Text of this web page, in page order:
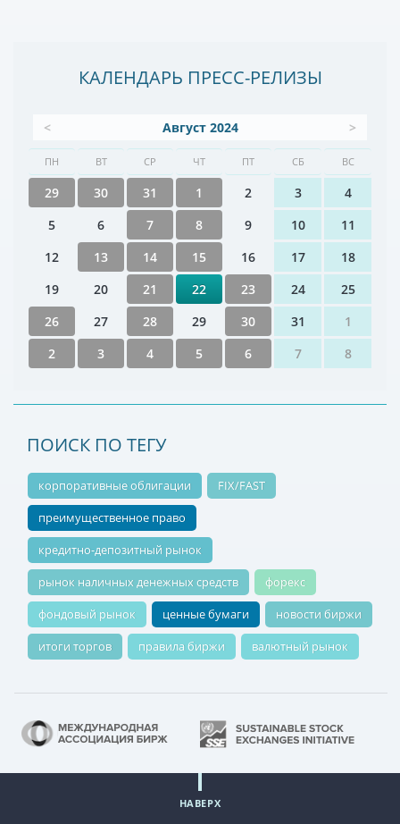
КАЛЕНДАРЬ ПРЕСС-РЕЛИЗЫ
< Август 2024 >
ПН ВТ СР ЧТ ПТ СБ ВС
29 30 31 1 2 3
4
5
6 7 8 9 10
11
12
13 14 15 16 17
18
19
20 21 22 23 24
25
26
27 28 29 30 31
1
2
3 4 5 6 7 8
ПОИСК ПО ТЕГУ
корпоративные облигации
FIX/FAST
преимущественное право
кредитно-депозитный рынок
рынок наличных денежных средств
форекс
фондовый рынок
ценные бумаги
новости биржи
итоги торгов
правила биржи валютный рынок
НАВЕРХ